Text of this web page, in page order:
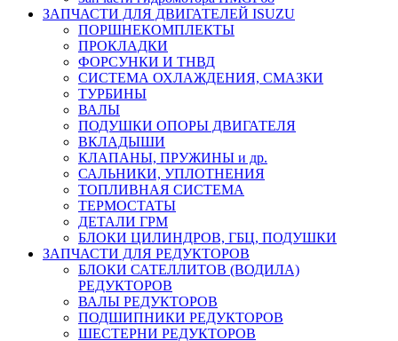
ЗАПЧАСТИ ДЛЯ ДВИГАТЕЛЕЙ ISUZU
ПОРШНЕКОМПЛЕКТЫ
ПРОКЛАДКИ
ФОРСУНКИ И ТНВД
СИСТЕМА ОХЛАЖДЕНИЯ, СМАЗКИ
ТУРБИНЫ
ВАЛЫ
ПОДУШКИ ОПОРЫ ДВИГАТЕЛЯ
ВКЛАДЫШИ
КЛАПАНЫ, ПРУЖИНЫ и др.
САЛЬНИКИ, УПЛОТНЕНИЯ
ТОПЛИВНАЯ СИСТЕМА
ТЕРМОСТАТЫ
ДЕТАЛИ ГРМ
БЛОКИ ЦИЛИНДРОВ, ГБЦ, ПОДУШКИ
ЗАПЧАСТИ ДЛЯ РЕДУКТОРОВ
БЛОКИ САТЕЛЛИТОВ (ВОДИЛА)
РЕДУКТОРОВ
ВАЛЫ РЕДУКТОРОВ
ПОДШИПНИКИ РЕДУКТОРОВ
ШЕСТЕРНИ РЕДУКТОРОВ